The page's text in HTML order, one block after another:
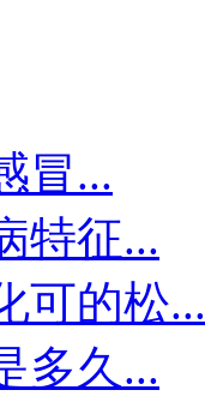
冒...
特征...
可的松...
多久...